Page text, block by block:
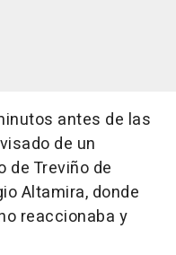
antes de las
de un
de Treviño de
Altamira, donde
reaccionaba y